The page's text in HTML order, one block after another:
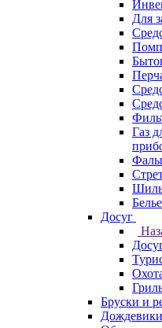
Для
Газ
Фалы
Досуг
Бруски и